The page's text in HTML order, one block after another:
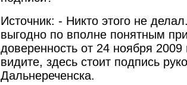
Источник: - Никто этого не
выгодно по вполне понятным
доверенность от 24 ноября
видите, здесь стоит подпись
Дальнереченска.